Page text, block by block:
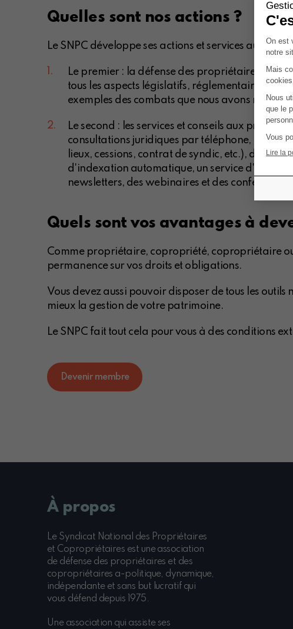
Quelles sont nos actions ?
Le SNPC développe ses actions et services autour
Le premier : la défense des propriétaires et
tous les aspects législatifs, réglementaires et
exemples des combats que nous avons
Le second : les services et conseils aux
consultations juridiques par téléphone, par
lieux, cessions, contrat de syndic, etc.),
d'indexation automatique, un service
newsletters, des webinaires et des
Quels sont vos avantages à
Comme propriétaire, copropriété, copropriétaire
permanence sur vos droits et obligations.
Vous devez aussi pouvoir disposer de tous les
mieux la gestion de votre patrimoine.
Le SNPC fait tout cela pour vous à des conditions
Devenir membre
À propos
Le Syndicat National des Propriétaires
et Copropriétaires est une association
de défense des propriétaires et des
copropriétaires a-politique, dynamique,
indépendante et sans but lucratif qui
vous défend depuis 1975.
Une association qui assiste ses